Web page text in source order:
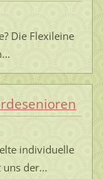
Die Flexileine
individuelle
der...